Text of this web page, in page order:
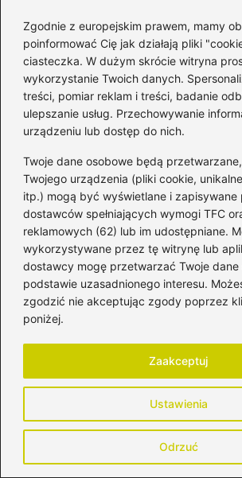
Zgodnie z europejskim prawem, mamy
poinformować Cię jak działają pliki
ciasteczka. W dużym skrócie witryna
wykorzystanie Twoich danych.
treści, pomiar reklam i treści, badanie
ulepszanie usług. Przechowywanie
urządzeniu lub dostęp do nich.
Twoje dane osobowe będą
Twojego urządzenia (pliki cookie,
itp.) mogą być wyświetlane i zapisywane
dostawców spełniających wymogi TFC
reklamowych (62) lub im udostępniane.
wykorzystywane przez tę witrynę lub
dostawcy mogę przetwarzać Twoje dane
podstawie uzasadnionego interesu.
zgodzić nie akceptując zgody poprzez
poniżej.
Ustawienia
Odrzuć
Zaakceptuj
akceptacji – dlatego stworzyłam miejsce,
się wspierać, wymieniać
do swojej najlepszej wersji. Zapraszam
świata – pełnego miłości, autentyczności,
wielkich codziennych chwil. Jestem
pomagać, dodawać odwagi i
wszystkim… naprawdę nie
←
Jakie antybiotyki najlepiej sprawdzą
zapalenia spojówek u dzieci?
→
Jak prawidłowo liczyć 1 tydzień
dla przyszłych mam
Dodaj komentarz
Komentarz*